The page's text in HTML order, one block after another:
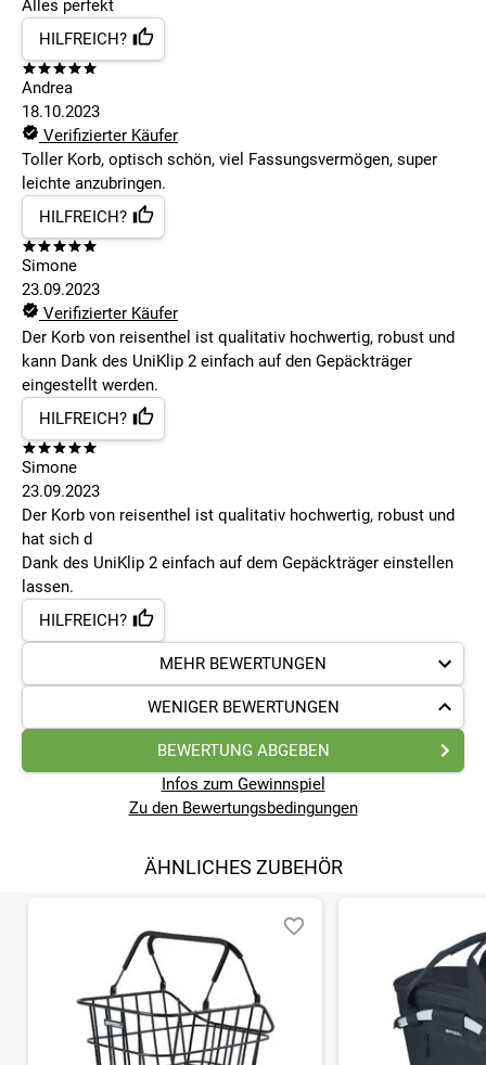
Alles perfekt
HILFREICH?
Andrea
18.10.2023
Verifizierter Käufer
Toller Korb, optisch schön, viel Fassungsvermögen, super
leichte anzubringen.
HILFREICH?
Simone
23.09.2023
Verifizierter Käufer
Der Korb von reisenthel ist qualitativ hochwertig, robust und
kann Dank des UniKlip 2 einfach auf den Gepäckträger
eingestellt werden.
HILFREICH?
Simone
23.09.2023
Der Korb von reisenthel ist qualitativ hochwertig, robust und
hat sich d
Dank des UniKlip 2 einfach auf dem Gepäckträger einstellen
lassen.
HILFREICH?
MEHR BEWERTUNGEN
WENIGER BEWERTUNGEN
BEWERTUNG ABGEBEN
Infos zum Gewinnspiel
Zu den Bewertungsbedingungen
ÄHNLICHES ZUBEHÖR